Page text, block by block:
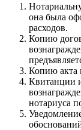
она была
расходов.
Копию
Копию акта
Квитанции
нотариуса